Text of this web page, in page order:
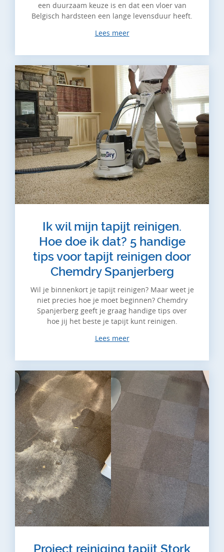
een duurzaam keuze is en dat een vloer van
Belgisch hardsteen een lange levensduur heeft.
Lees meer
Ik wil mijn tapijt reinigen.
Hoe doe ik dat? 5 handige
tips voor tapijt reinigen door
Chemdry Spanjerberg
Wil je binnenkort je tapijt reinigen? Maar weet je
niet precies hoe je moet beginnen? Chemdry
Spanjerberg geeft je graag handige tips over
hoe jij het beste je tapijt kunt reinigen.
Lees meer
Project reiniging tapijt Stork